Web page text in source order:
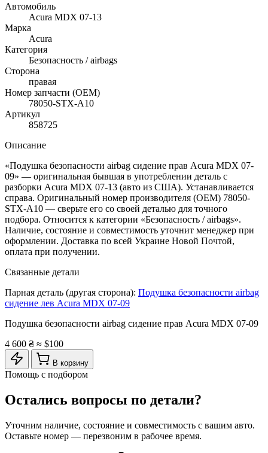
Автомобиль
Acura MDX 07-13
Марка
Acura
Категория
Безопасность / airbags
Сторона
правая
Номер запчасти (OEM)
78050-STX-A10
Артикул
858725
Описание
«Подушка безопасности airbag сидение прав Acura MDX 07-
09» — оригинальная бывшая в употреблении деталь с
разборки Acura MDX 07-13 (авто из США). Устанавливается
справа. Оригинальный номер производителя (OEM) 78050-
STX-A10 — сверьте его со своей деталью для точного
подбора. Относится к категории «Безопасность / airbags».
Наличие, состояние и совместимость уточнит менеджер при
оформлении. Доставка по всей Украине Новой Почтой,
оплата при получении.
Связанные детали
Парная деталь (другая сторона): Подушка безопасности airbag
сидение лев Acura MDX 07-09
Подушка безопасности airbag сидение прав Acura MDX 07-09
4 600 ₴ ≈ $100
В корзину
Помощь с подбором
Остались вопросы по детали?
Уточним наличие, состояние и совместимость с вашим авто.
Оставьте номер — перезвоним в рабочее время.